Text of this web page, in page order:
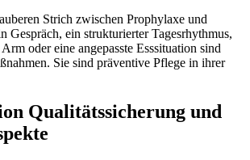
Strich zwischen Prophylaxe und
Gespräch, ein strukturierter Tagesrhythmus,
oder eine angepasste Esssituation sind
Sie sind präventive Pflege in ihrer
Qualitätssicherung und